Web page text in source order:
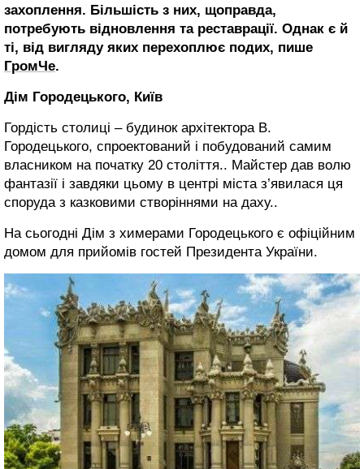
захоплення. Більшість з них, щоправда,
потребують відновлення та реставрації. Однак є й
ті, від вигляду яких перехоплює подих, пише
ГромЧе.
Дім Городецького, Київ
Гордість столиці – будинок архітектора В.
Городецького, спроектований і побудований самим
власником на початку 20 століття.. Майстер дав волю
фантазії і завдяки цьому в центрі міста з’явилася ця
споруда з казковими створіннями на даху..
На сьогодні Дім з химерами Городецького є офіційним
домом для прийомів гостей Президента України.